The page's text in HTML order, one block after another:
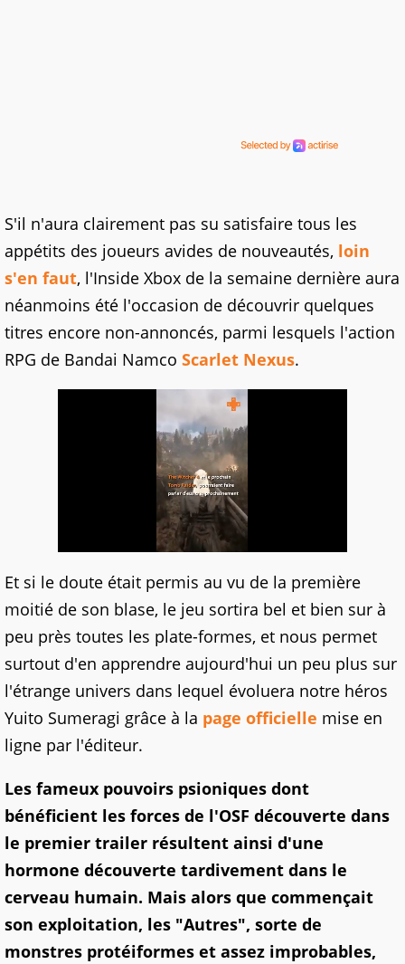
S'il n'aura clairement pas su satisfaire tous les
appétits des joueurs avides de nouveautés, loin
s'en faut, l'Inside Xbox de la semaine dernière aura
néanmoins été l'occasion de découvrir quelques
titres encore non-annoncés, parmi lesquels l'action
RPG de Bandai Namco Scarlet Nexus.
Et si le doute était permis au vu de la première
moitié de son blase, le jeu sortira bel et bien sur à
peu près toutes les plate-formes, et nous permet
surtout d'en apprendre aujourd'hui un peu plus sur
l'étrange univers dans lequel évoluera notre héros
Yuito Sumeragi grâce à la page officielle mise en
ligne par l'éditeur.
Les fameux pouvoirs psioniques dont
bénéficient les forces de l'OSF découverte dans
le premier trailer résultent ainsi d'une
hormone découverte tardivement dans le
cerveau humain. Mais alors que commençait
son exploitation, les "Autres", sorte de
monstres protéiformes et assez improbables,